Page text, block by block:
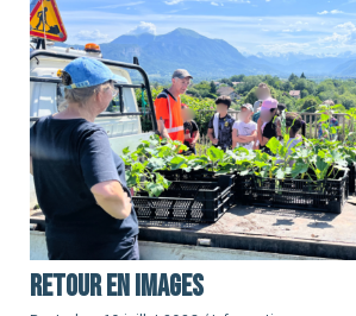
RETOUR en images